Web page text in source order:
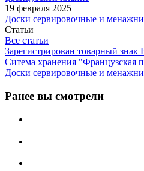
19 февраля 2025
Доски сервировочные и
Статьи
Все статьи
Зарегистрирован товарный знак
Ситема хранения "Французская
Доски сервировочные и
Ранее вы смотрели